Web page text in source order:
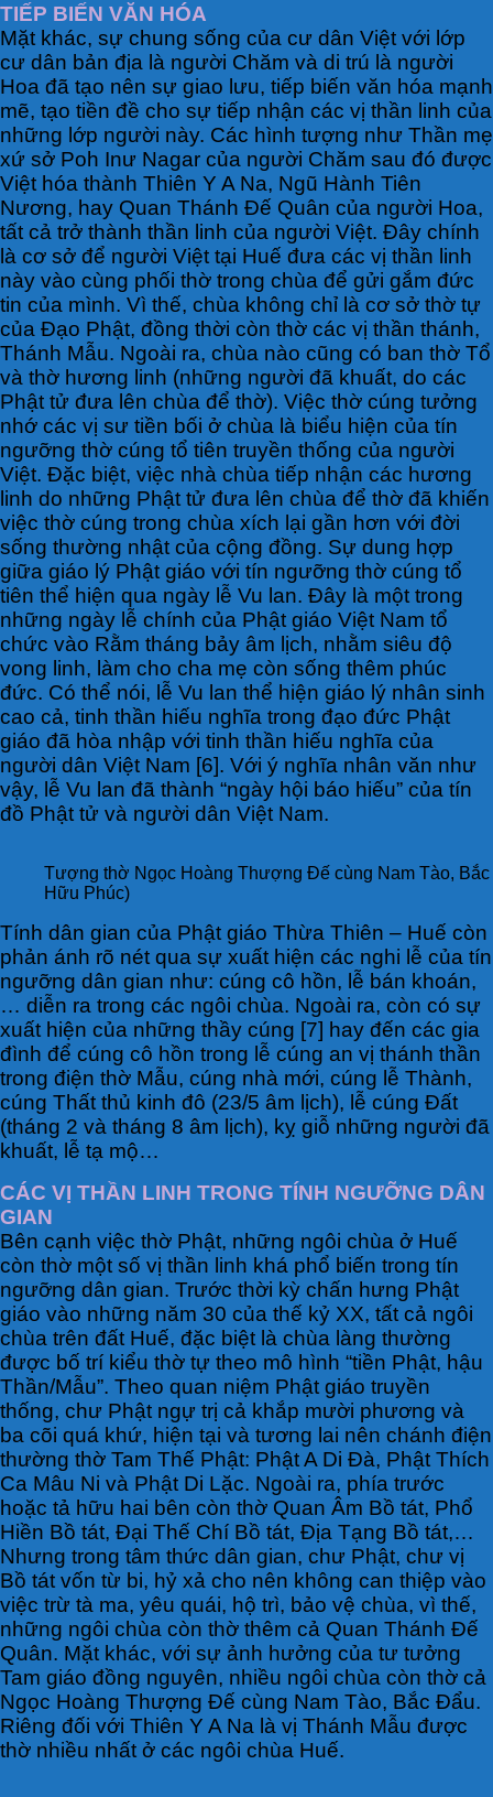
TIẾP BIẾN VĂN HÓA
Mặt khác, sự chung sống của cư dân Việt với lớp
cư dân bản địa là người Chăm và di trú là người
Hoa đã tạo nên sự giao lưu, tiếp biến văn hóa mạnh
mẽ, tạo tiền đề cho sự tiếp nhận các vị thần linh của
những lớp người này. Các hình tượng như Thần mẹ
xứ sở Poh Inư Nagar của người Chăm sau đó được
Việt hóa thành Thiên Y A Na, Ngũ Hành Tiên
Nương, hay Quan Thánh Đế Quân của người Hoa,
tất cả trở thành thần linh của người Việt. Đây chính
là cơ sở để người Việt tại Huế đưa các vị thần linh
này vào cùng phối thờ trong chùa để gửi gắm đức
tin của mình. Vì thế, chùa không chỉ là cơ sở thờ tự
của Đạo Phật, đồng thời còn thờ các vị thần thánh,
Thánh Mẫu. Ngoài ra, chùa nào cũng có ban thờ Tổ
và thờ hương linh (những người đã khuất, do các
Phật tử đưa lên chùa để thờ). Việc thờ cúng tưởng
nhớ các vị sư tiền bối ở chùa là biểu hiện của tín
ngưỡng thờ cúng tổ tiên truyền thống của người
Việt. Đặc biệt, việc nhà chùa tiếp nhận các hương
linh do những Phật tử đưa lên chùa để thờ đã khiến
việc thờ cúng trong chùa xích lại gần hơn với đời
sống thường nhật của cộng đồng. Sự dung hợp
giữa giáo lý Phật giáo với tín ngưỡng thờ cúng tổ
tiên thể hiện qua ngày lễ Vu lan. Đây là một trong
những ngày lễ chính của Phật giáo Việt Nam tổ
chức vào Rằm tháng bảy âm lịch, nhằm siêu độ
vong linh, làm cho cha mẹ còn sống thêm phúc
đức. Có thể nói, lễ Vu lan thể hiện giáo lý nhân sinh
cao cả, tinh thần hiếu nghĩa trong đạo đức Phật
giáo đã hòa nhập với tinh thần hiếu nghĩa của
người dân Việt Nam [6]. Với ý nghĩa nhân văn như
vậy, lễ Vu lan đã thành “ngày hội báo hiếu” của tín
đồ Phật tử và người dân Việt Nam.
Tượng thờ Ngọc Hoàng Thượng Đế cùng Nam Tào,
Hữu Phúc)
Tính dân gian của Phật giáo Thừa Thiên – Huế còn
phản ánh rõ nét qua sự xuất hiện các nghi lễ của tín
ngưỡng dân gian như: cúng cô hồn, lễ bán khoán,
… diễn ra trong các ngôi chùa. Ngoài ra, còn có sự
xuất hiện của những thầy cúng [7] hay đến các gia
đình để cúng cô hồn trong lễ cúng an vị thánh thần
trong điện thờ Mẫu, cúng nhà mới, cúng lễ Thành,
cúng Thất thủ kinh đô (23/5 âm lịch), lễ cúng Đất
(tháng 2 và tháng 8 âm lịch), kỵ giỗ những người đã
khuất, lễ tạ mộ…
CÁC VỊ THẦN LINH TRONG TÍNH NGƯỠNG DÂN
GIAN
Bên cạnh việc thờ Phật, những ngôi chùa ở Huế
còn thờ một số vị thần linh khá phổ biến trong tín
ngưỡng dân gian. Trước thời kỳ chấn hưng Phật
giáo vào những năm 30 của thế kỷ XX, tất cả ngôi
chùa trên đất Huế, đặc biệt là chùa làng thường
được bố trí kiểu thờ tự theo mô hình “tiền Phật, hậu
Thần/Mẫu”. Theo quan niệm Phật giáo truyền
thống, chư Phật ngự trị cả khắp mười phương và
ba cõi quá khứ, hiện tại và tương lai nên chánh điện
thường thờ Tam Thế Phật: Phật A Di Đà, Phật Thích
Ca Mâu Ni và Phật Di Lặc. Ngoài ra, phía trước
hoặc tả hữu hai bên còn thờ Quan Âm Bồ tát, Phổ
Hiền Bồ tát, Đại Thế Chí Bồ tát, Địa Tạng Bồ tát,…
Nhưng trong tâm thức dân gian, chư Phật, chư vị
Bồ tát vốn từ bi, hỷ xả cho nên không can thiệp vào
việc trừ tà ma, yêu quái, hộ trì, bảo vệ chùa, vì thế,
những ngôi chùa còn thờ thêm cả Quan Thánh Đế
Quân. Mặt khác, với sự ảnh hưởng của tư tưởng
Tam giáo đồng nguyên, nhiều ngôi chùa còn thờ cả
Ngọc Hoàng Thượng Đế cùng Nam Tào, Bắc Đẩu.
Riêng đối với Thiên Y A Na là vị Thánh Mẫu được
thờ nhiều nhất ở các ngôi chùa Huế.